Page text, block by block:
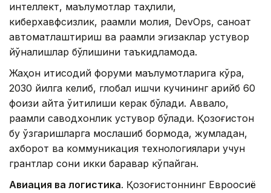
интеллект, маълумотлар таҳлили,
киберхавфсизлик, рақамли молия, DevOps, саноат
автоматлаштириш ва рақамли эгизаклар устувор
йўналишлар бўлишини таъкидламоқда.
Жаҳон иқтисодий форуми маълумотларига кўра,
2030 йилга келиб, глобал ишчи кучининг қарийб 60
фоизи қайта ўқитилиши керак бўлади. Аввало,
рақамли саводхонлик устувор бўлади. Қозоғистон
бу ўзгаришларга мослашиб бормоқда, жумладан,
ахборот ва коммуникация технологиялари учун
грантлар сони икки баравар кўпайган.
Авиация ва логистика. Қозоғистоннинг Евроосиё